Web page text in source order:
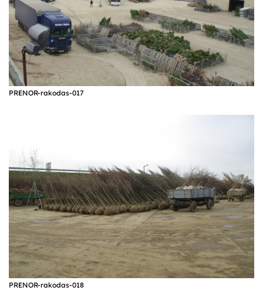
PRENOR-rakodas-017
PRENOR-rakodas-018